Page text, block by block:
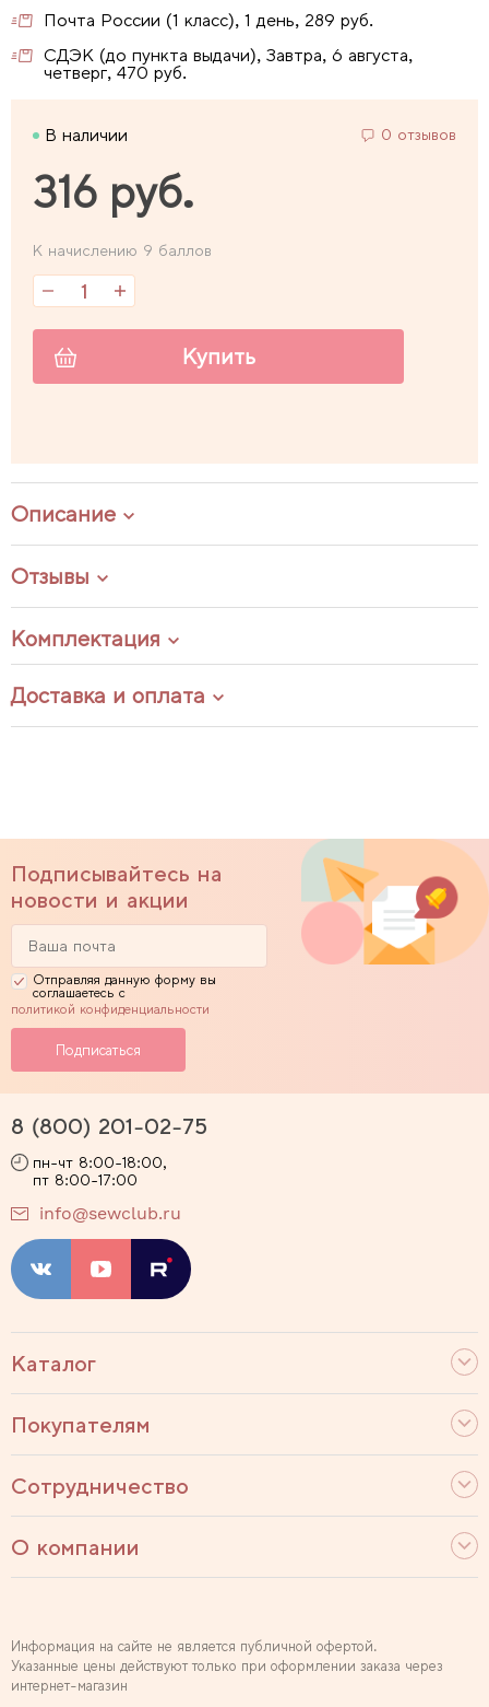
Почта России (1 класс), 1 день, 289 руб.
СДЭК (до пункта выдачи), Завтра, 6 августа,
четверг, 470 руб.
В наличии 0 отзывов
316 руб.
К начислению 9 баллов
Купить
Описание
Отзывы
Комплектация
Доставка и оплата
Подписывайтесь на
новости и акции
Отправляя данную форму вы
соглашаетесь с
политикой конфиденциальности
Каталог
Покупателям
Сотрудничество
О компании
8 (800) 201-02-75
пн-чт 8:00-18:00,
пт 8:00-17:00
info@sewclub.ru
Информация на сайте не является публичной офертой.
Указанные цены действуют только при оформлении заказа через
интернет-магазин